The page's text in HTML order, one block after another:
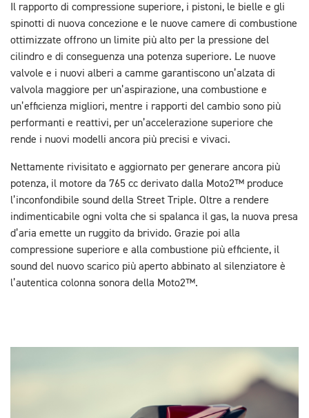
Il rapporto di compressione superiore, i pistoni, le bielle e gli
spinotti di nuova concezione e le nuove camere di combustione
ottimizzate offrono un limite più alto per la pressione del
cilindro e di conseguenza una potenza superiore. Le nuove
valvole e i nuovi alberi a camme garantiscono un’alzata di
valvola maggiore per un’aspirazione, una combustione e
un’efficienza migliori, mentre i rapporti del cambio sono più
performanti e reattivi, per un’accelerazione superiore che
rende i nuovi modelli ancora più precisi e vivaci.
Nettamente rivisitato e aggiornato per generare ancora più
potenza, il motore da 765 cc derivato dalla Moto2™ produce
l’inconfondibile sound della Street Triple. Oltre a rendere
indimenticabile ogni volta che si spalanca il gas, la nuova presa
d’aria emette un ruggito da brivido. Grazie poi alla
compressione superiore e alla combustione più efficiente, il
sound del nuovo scarico più aperto abbinato al silenziatore è
l’autentica colonna sonora della Moto2™.